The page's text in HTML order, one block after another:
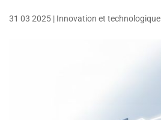
31 03 2025 | Innovation et technologique